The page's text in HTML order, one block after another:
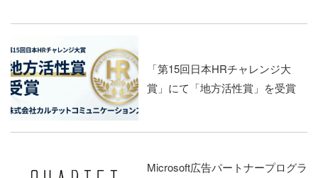
「第15回日本HRチャレンジ大
賞」にて「地方活性賞」を受賞
Microsoft広告パートナープログラ